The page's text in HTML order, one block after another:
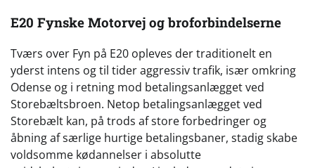
E20 Fynske Motorvej og broforbindelserne
Tværs over Fyn på E20 opleves der traditionelt en
yderst intens og til tider aggressiv trafik, især omkring
Odense og i retning mod betalingsanlægget ved
Storebæltsbroen. Netop betalingsanlægget ved
Storebælt kan, på trods af store forbedringer og
åbning af særlige hurtige betalingsbaner, stadig skabe
voldsomme kødannelser i absolutte